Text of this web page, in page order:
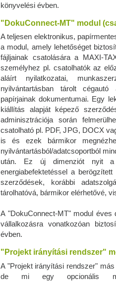
könyvelési évben.
"DokuConnect-MT" modul
A teljesen elektronikus,
a modul, amely lehetőséget
fájljainak csatolására a
személyhez pl. csatolhatók az
aláírt nyilatkozatai,
nyilvántartásban tárolt cégautó
papírjainak dokumentumai. Egy
kiállítás alapját képező
adminisztrációja során
csatolható pl. PDF, JPG, DOCX
is és ezek bármikor
nyilvántartásból/adatcsoportból
után. Ez új dimenziót nyit a
energiabefektetéssel a
szerződések, korábbi
tárolhatóvá, bármikor elérhetővé,
A "DokuConnect-MT" modul
vállalkozásra vonatkozóan
évben.
"Projekt irányítási rendszer"
A "Projekt irányítási rendszer"
de mi egy opcionális